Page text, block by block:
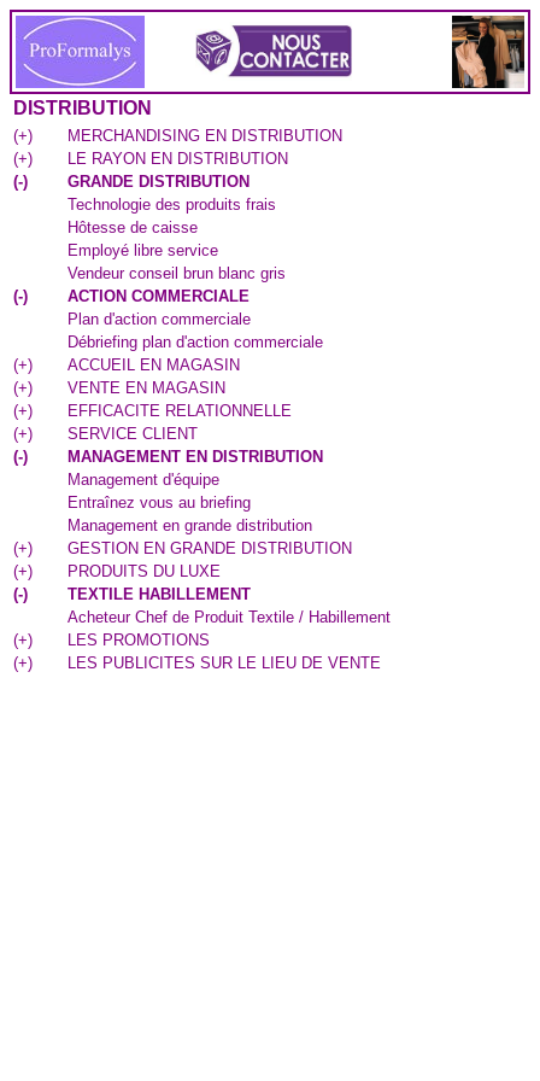
DISTRIBUTION
(+)
MERCHANDISING EN DISTRIBUTION
(+)
LE RAYON EN DISTRIBUTION
(-)
GRANDE DISTRIBUTION
Technologie des produits frais
Hôtesse de caisse
Employé libre service
Vendeur conseil brun blanc gris
(-)
ACTION COMMERCIALE
Plan d'action commerciale
Débriefing plan d'action commerciale
(+)
ACCUEIL EN MAGASIN
(+)
VENTE EN MAGASIN
(+)
EFFICACITE RELATIONNELLE
(+)
SERVICE CLIENT
(-)
MANAGEMENT EN DISTRIBUTION
Management d'équipe
Entraînez vous au briefing
Management en grande distribution
(+)
GESTION EN GRANDE DISTRIBUTION
(+)
PRODUITS DU LUXE
(-)
TEXTILE HABILLEMENT
Acheteur Chef de Produit Textile / Habillement
(+)
LES PROMOTIONS
(+) LES PUBLICITES SUR LE LIEU DE VENTE